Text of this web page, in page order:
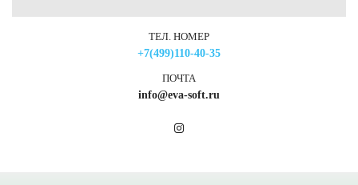
ТЕЛ. НОМЕР
+7(499)110-40-35
ПОЧТА
info@eva-soft.ru